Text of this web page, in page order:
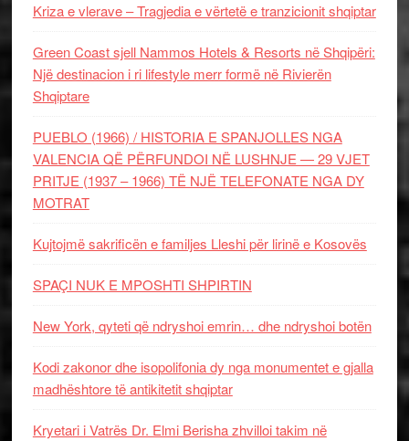
Kriza e vlerave – Tragjedia e vërtetë e tranzicionit shqiptar
Green Coast sjell Nammos Hotels & Resorts në Shqipëri:
Një destinacion i ri lifestyle merr formë në Rivierën
Shqiptare
PUEBLO (1966) / HISTORIA E SPANJOLLES NGA
VALENCIA QË PËRFUNDOI NË LUSHNJE — 29 VJET
PRITJE (1937 – 1966) TË NJË TELEFONATE NGA DY
MOTRAT
Kujtojmë sakrificën e familjes Lleshi për lirinë e Kosovës
SPAÇI NUK E MPOSHTI SHPIRTIN
New York, qyteti që ndryshoi emrin… dhe ndryshoi botën
Kodi zakonor dhe isopolifonia dy nga monumentet e gjalla
madhështore të antikitetit shqiptar
Kryetari i Vatrës Dr. Elmi Berisha zhvilloi takim në